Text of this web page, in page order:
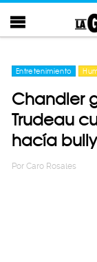
Entretenimiento
Chandler
Trudeau
hacía
Por Caro Rosales